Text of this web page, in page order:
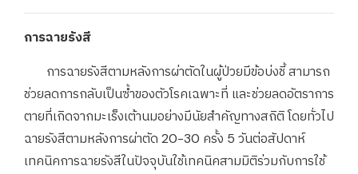
การฉายรังสี
การฉายรังสีตามหลังการผ่าตัดในผู้ป่วยมีข้อบ่งชี้ สามารถ
ช่วยลดการกลับเป็นซ้ำของตัวโรคเฉพาะที่ และช่วยลดอัตราการ
ตายที่เกิดจากมะเร็งเต้านมอย่างมีนัยสำคัญทางสถิติ โดยทั่วไป
ฉายรังสีตามหลังการผ่าตัด 20-30 ครั้ง 5 วันต่อสัปดาห์
เทคนิคการฉายรังสีในปัจจุบันใช้เทคนิคสามมิติร่วมกับการใช้